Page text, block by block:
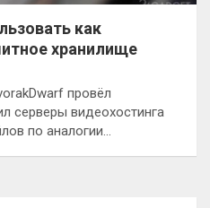
как
хранилище
провёл
серверы видеохостинга
по аналогии…